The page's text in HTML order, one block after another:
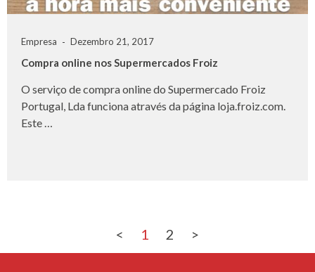
Empresa Dezembro 21, 2017
Compra online nos Supermercados Froiz
O serviço de compra online do Supermercado Froiz
Portugal, Lda funciona através da página loja.froiz.com.
Este …
< 1 2 >